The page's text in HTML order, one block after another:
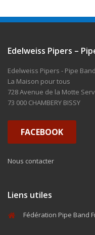
Edelweiss Pipers –
Edelweiss Pipers - Pipe
La Maison pour tous
728 Avenue de la Motte
73 000 CHAMBERY BISSY
FACEBOOK
Nous contacter
Liens utiles
Fédération Pipe Band